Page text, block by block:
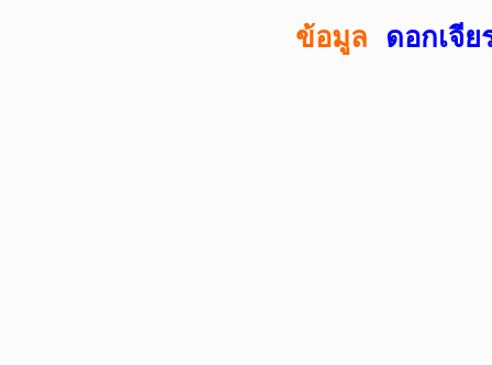
ข้อมูล ดอกเจี